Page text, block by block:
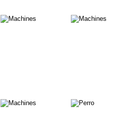
Cinema
Favorites:
Cinema
Favorites:
Mediabook:
Das Testament
Cinema
Favorites: